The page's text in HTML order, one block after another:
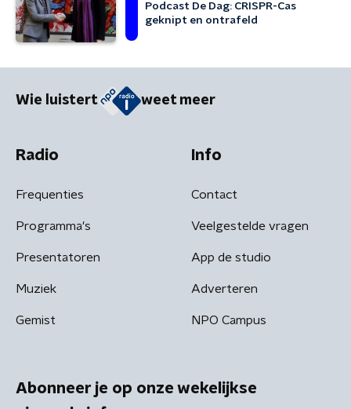
Podcast De Dag: CRISPR-Cas
geknipt en ontrafeld
Wie luistert weet meer
Radio
Frequenties
Programma's
Presentatoren
Muziek
Gemist
Info
Contact
Veelgestelde vragen
App de studio
Adverteren
NPO Campus
Abonneer je op onze wekelijkse